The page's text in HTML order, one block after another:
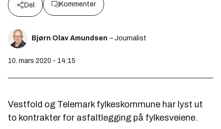
Del Kommenter
Bjørn Olav Amundsen – Journalist
10. mars 2020 - 14:15
Vestfold og Telemark fylkeskommune har lyst ut
to kontrakter for asfaltlegging på fylkesveiene.